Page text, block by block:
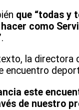
que “todas y
como
.
la directora
encuentro
este
de nuestro